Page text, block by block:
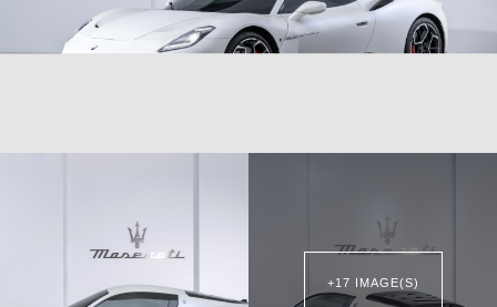
+17 IMAGE(S)